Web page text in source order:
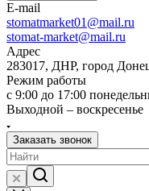
E-mail
stomatmarket01@mail.ru
stomat-market@mail.ru
Адрес
283017, ДНР, город
Режим работы
с 9:00 до 17:00
Выходной – воскресенье
Заказать звонок